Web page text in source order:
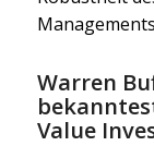
Warren
Value